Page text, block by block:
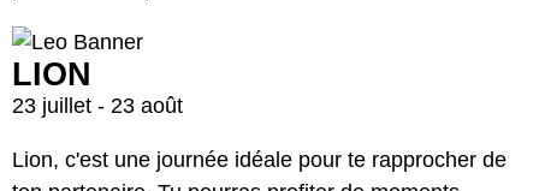
LION
23 juillet - 23 août
Lion, c'est une journée idéale pour te rapprocher de